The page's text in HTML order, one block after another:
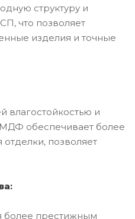
структуру и
что позволяет
изделия и точные
влагостойкостью и
обеспечивает более
позволяет
более престижным